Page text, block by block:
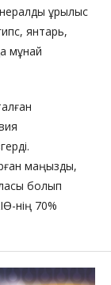
құрылыс
янтарь,
мұнай
маңызды,
болып
нің 70%